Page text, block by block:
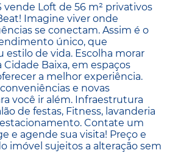
vende Loft de 56 m² privativos
Imagine viver onde
se conectam. Assim é o
único, que
estilo de vida. Escolha morar
Baixa, em espaços
a melhor experiência.
e novas
você ir além. Infraestrutura
de festas, Fitness, lavanderia
Contate um
e agende sua visita! Preço e
imóvel sujeitos a alteração sem